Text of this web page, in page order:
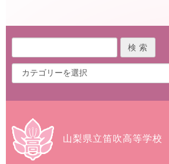
山梨県立笛吹高等学校